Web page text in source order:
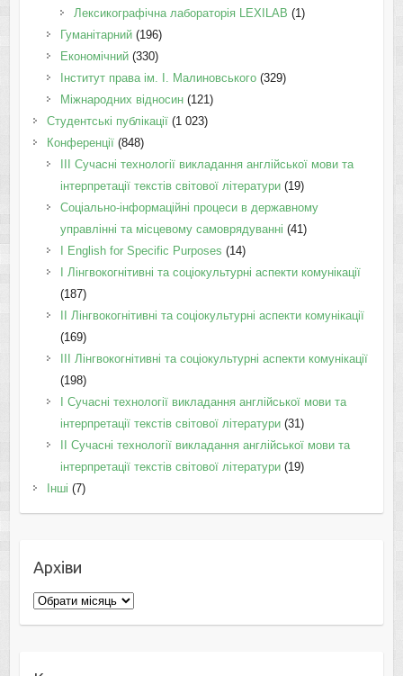
Лексикографічна лабораторія LEXILAB (1)
Гуманітарний(196)
Економічний(330)
Інститут права ім. І. Малиновського(329)
Міжнародних відносин(121)
Студентські публікації(1 023)
Конференції(848)
III Сучасні технології викладання англійської мови та
інтерпретації текстів світової літератури(19)
Соціально-інформаційні процеси в державному
управлінні та місцевому самоврядуванні (41)
І English for Specific Purposes (14)
I Лінгвокогнітивні та соціокультурні аспекти комунікації
(187)
IІ Лінгвокогнітивні та соціокультурні аспекти комунікації
(169)
IІI Лінгвокогнітивні та соціокультурні аспекти комунікації
(198)
I Cучасні технології викладання англійської мови та
інтерпретації текстів світової літератури(31)
II Cучасні технології викладання англійської мови та
інтерпретації текстів світової літератури(19)
Інші (7)
Архіви
Архіви